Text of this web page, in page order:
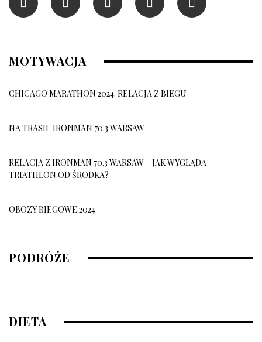
MOTYWACJA
CHICAGO MARATHON 2024. RELACJA Z BIEGU
NA TRASIE IRONMAN 70.3 WARSAW
RELACJA Z IRONMAN 70.3 WARSAW – JAK WYGLĄDA
TRIATHLON OD ŚRODKA?
OBOZY BIEGOWE 2024
PODRÓŻE
DIETA